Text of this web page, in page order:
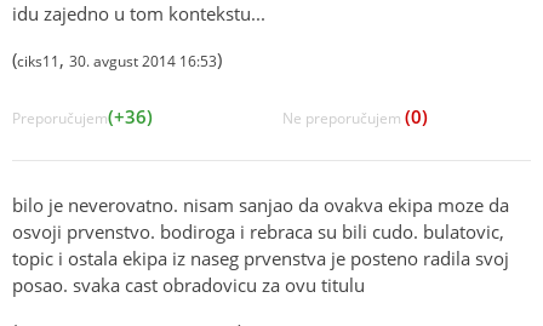
idu zajedno u tom kontekstu...
(ciks11, 30. avgust 2014 16:53)
Preporučujem(+36) Ne preporučujem (0)
bilo je neverovatno. nisam sanjao da ovakva ekipa moze da
osvoji prvenstvo. bodiroga i rebraca su bili cudo. bulatovic,
topic i ostala ekipa iz naseg prvenstva je posteno radila svoj
posao. svaka cast obradovicu za ovu titulu